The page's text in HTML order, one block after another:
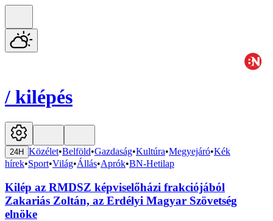
/ kilépés
24H Közélet•Belföld•Gazdaság•Kultúra•Megyejáró•Kék
hírek•Sport•Világ•Állás•Aprók•BN-Hetilap
Kilép az RMDSZ képviselőházi frakciójából
Zakariás Zoltán, az Erdélyi Magyar Szövetség
elnöke